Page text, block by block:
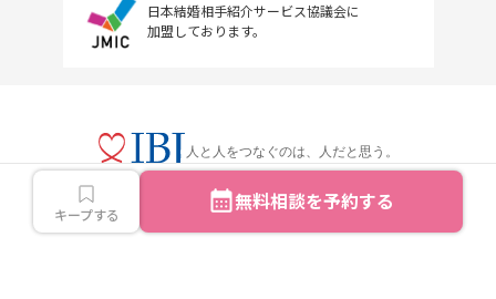
キープする 無料相談を予約する
日本結婚相手紹介サービス協議会に
加盟しております。
人と人をつなぐのは、人だと思う。